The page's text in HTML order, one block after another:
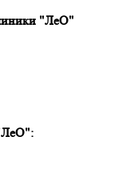
"ЛеО"